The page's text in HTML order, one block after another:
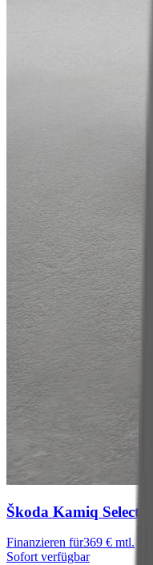
Škoda Kamiq Selection
Finanzieren für369 € mtl.
Sofort verfügbar